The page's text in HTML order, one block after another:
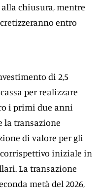
chiusura, mentre
entro
di 2,5
per realizzare
i primi due anni
la transazione
di valore per gli
iniziale in
La transazione
metà del 2026,